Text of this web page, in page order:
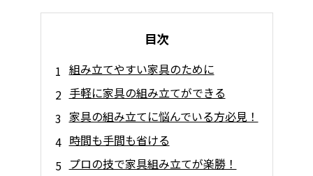
目次
組み立てやすい家具のために
手軽に家具の組み立てができる
家具の組み立てに悩んでいる方必見！
時間も手間も省ける
プロの技で家具組み立てが楽勝！